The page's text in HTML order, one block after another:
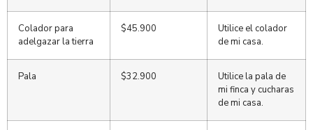
Colador para
adelgazar la tierra
$45.900
Utilice el colador
de mi casa.
Pala $32.900
Utilice la pala de
mi finca y cucharas
de mi casa.